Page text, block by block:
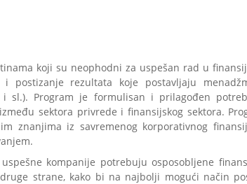
koji su neophodni za uspešan rad u
rezultata koje postavljaju
sl.). Program je formulisan i prilagođen
sektora privrede i finansijskog sektora.
znanjima iz savremenog korporativnog
kompanije potrebuju osposobljene
strane, kako bi na najbolji mogući način